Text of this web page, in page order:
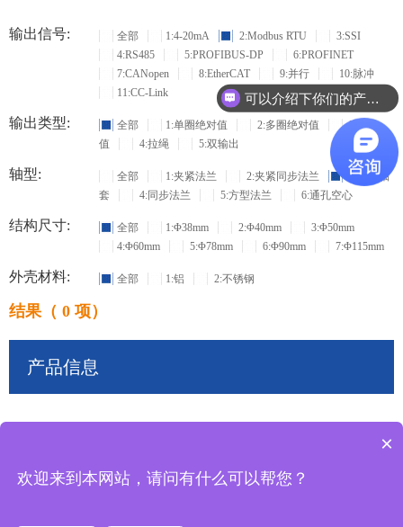
输出信号: 全部 1:4-20mA 2:Modbus RTU
3:SSI
4:RS485
5:PROFIBUS-DP
6:PROFINET
7:CANopen
8:EtherCAT 9:并行
10:脉冲
11:CC-Link
输出类型: 全部 1:单圈绝对值 2:多圈绝对值
3:增量
值
4:拉绳 5:双输出
轴型: 全部 1:夹紧法兰 2:夹紧同步法兰
3:盲孔轴
套
4:同步法兰 5:方型法兰 6:通孔空心
结构尺寸: 全部 1:Φ38mm 2:Φ40mm
3:Φ50mm
4:Φ60mm
5:Φ78mm 6:Φ90mm 7:Φ115mm
外壳材料: 全部 1:铝 2:不锈钢
结果（ 0 项）
产品信息
可以介绍下你们的产品么？
×
欢迎来到本网站，请问有什么可以帮您？